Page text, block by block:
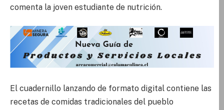
comenta la joven estudiante de nutrición.
El cuadernillo lanzando de formato digital contiene las
recetas de comidas tradicionales del pueblo